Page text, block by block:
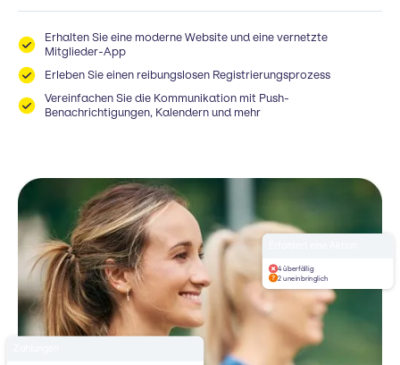
Erhalten Sie eine moderne Website und eine vernetzte
Mitglieder-App
Erleben Sie einen reibungslosen Registrierungsprozess
Vereinfachen Sie die Kommunikation mit Push-
Benachrichtigungen, Kalendern und mehr
4 überfällig
2 uneinbringlich